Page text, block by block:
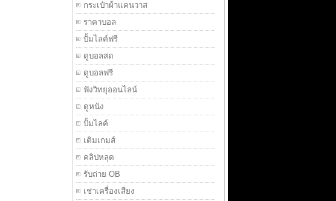
กระเป๋าผ้าแคนวาส
ราคาบอล
ปั้มไลค์ฟรี
ดูบอลสด
ดูบอลฟรี
ฟังวิทยุออนไลน์
ดูหนัง
ปั้มไลค์
เติมเกมส์
คลิปหลุด
รับถ่าย OB
เช่าเครื่องเสียง